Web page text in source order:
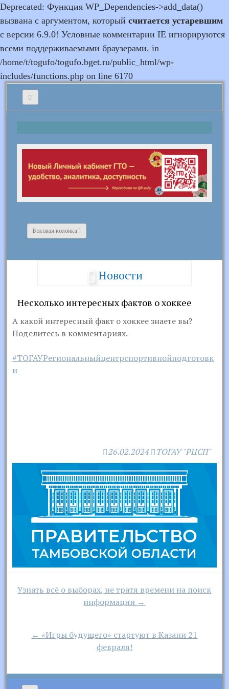
Deprecated: Функция WP_Dependencies->add_data()
вызвана с аргументом, который считается устаревшим
с версии 6.9.0! Условные комментарии IE игнорируются
всеми поддерживаемыми браузерами. in
/home/t/togufo/togufo.bget.ru/public_html/wp-
includes/functions.php on line 6170
Боковая колонка
Новости
Несколько интересных фактов о хоккее
А какой интересный факт о хоккее знаете вы?
Поделитесь в комментариях.
#ТОГАУРегиональныйцентрспортивнойподготовк
и
26.02.2024 ТОГАУ "РЦСП"
Навигация
Узнать всё о выборах, не тратя времени на поиск
информации →
← «Игры будущего» стартуют в Казани 21
февраля!